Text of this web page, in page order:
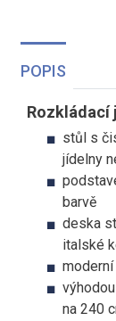
POPIS
Rozkládací
stůl s
jídelny
barvě
deska
italské
na 240